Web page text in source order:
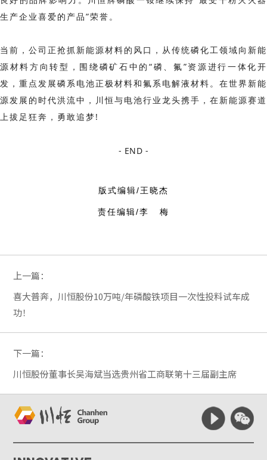
生产企业喜爱的产品”荣誉。
当前，公司正抢抓新能源材料的风口，从传统磷化工领域向新能
源材料方向转型，围绕磷矿石中的“磷、氟”资源进行一体化开
发，重点发展磷系电池正极材料和氟系电解液材料。在世界新能
源发展的时代洪流中，川恒与电池行业龙头携手，在新能源赛道
上拔足狂奔，勇敢追梦!
- END -
版式编辑/王晓杰
责任编辑/李 梅
上一篇：
喜大普奔，川恒股份10万吨/年磷酸铁项目一次性投料试车成
功！
下一篇：
川恒股份董事长吴海斌当选贵州省工商联第十三届副主席